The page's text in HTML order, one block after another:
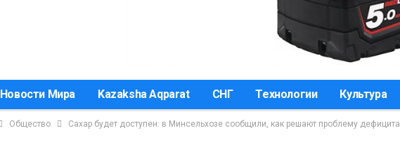
Новости Мира Kazaksha Aqparat СНГ Технологии Культура
Общество Сахар будет доступен: в Минсельхозе сообщили, как решают проблему дефицита